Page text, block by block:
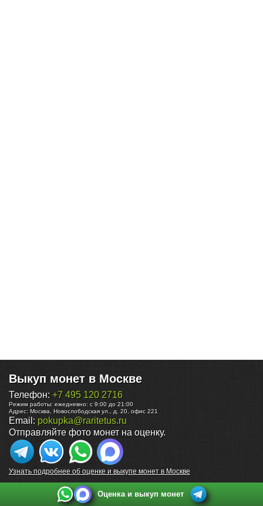
Выкуп монет в Москве
Телефон: +7 495 120 2716
Режим работы: ежедневно: с 9:00 до 21:00
Адрес: Москва Новослободская ул., д. 20, офис 221
Email: pokupka@raritetus.ru
Отправляйте фото монет на оценку.
Узнать подробнее об оценке и выкупе монет в Москве
Оценка и выкуп монет